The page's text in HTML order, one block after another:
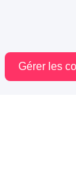
Gérer les